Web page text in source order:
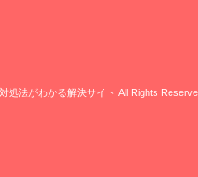
処法がわかる解決サイト All Rights